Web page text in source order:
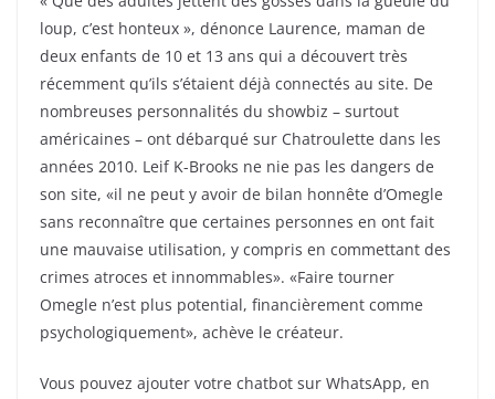
loup, c’est honteux », dénonce Laurence, maman de
deux enfants de 10 et 13 ans qui a découvert très
récemment qu’ils s’étaient déjà connectés au site. De
nombreuses personnalités du showbiz – surtout
américaines – ont débarqué sur Chatroulette dans les
années 2010. Leif K-Brooks ne nie pas les dangers de
son site, «il ne peut y avoir de bilan honnête d’Omegle
sans reconnaître que certaines personnes en ont fait
une mauvaise utilisation, y compris en commettant des
crimes atroces et innommables». «Faire tourner
Omegle n’est plus potential, financièrement comme
psychologiquement», achève le créateur.
Vous pouvez ajouter votre chatbot sur WhatsApp, en